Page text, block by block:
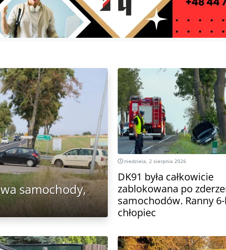
samochody,
niedziela, 2 sierpnia 2026
DK91 była całkowicie
zablokowana po
samochodów. Ranny
chłopiec